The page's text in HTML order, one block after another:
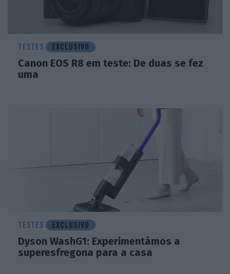
TESTES EXCLUSIVO
Canon EOS R8 em teste: De duas se fez
uma
TESTES EXCLUSIVO
Dyson WashG1: Experimentámos a
superesfregona para a casa